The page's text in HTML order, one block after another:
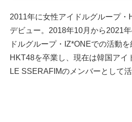
2011年に女性アイドルグループ・
デビュー。2018年10月から2021
ドルグループ・IZ*ONEでの活動
HKT48を卒業し、現在は韓国アイ
LE SSERAFIMのメンバーとして活